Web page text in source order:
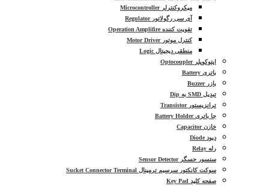
میکروکنترلر Microcontroller
آی سی رگولاتور Regulator
تقویت کننده Operation Amplifire
کنترل موتور Motor Driver
منطقی دیجیتال Logic
اپتوکوپلر Optocoupler
باتری Battery
بازر Buzzer
تبدیل SMD به Dip
ترانزیستور Transistor
جا باتری Battery Holder
خازن Capacitor
دیود Diode
رله Relay
سنسور حسگر Sensor Detector
سوکت کانکتور سرسیم ترمینال Sucket Connector Terminal
صفحه کلید Key Pad